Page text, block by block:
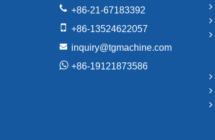
+86-21-67183392
+86-13524622057
inquiry@tgmachine.com
+86-19121873586